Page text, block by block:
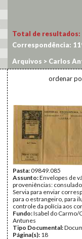
Total de resultados:
Correspondência:
Arquivos > Carlos
ordenar
Pasta:09849.085
Assunto:Envelopes de
proveniências:
Servia para enviar
para o estrangeiro, para
controle da polícia aos
Fundo:Isabel do Carmo/
Antunes
Tipo Documental:
Página(s): 18